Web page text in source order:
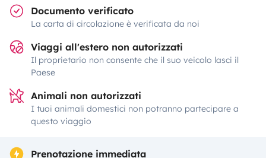
Documento verificato
La carta di circolazione è verificata da noi
Viaggi all'estero non autorizzati
Il proprietario non consente che il suo veicolo lasci il
Paese
Animali non autorizzati
I tuoi animali domestici non potranno partecipare a
questo viaggio
Prenotazione immediata